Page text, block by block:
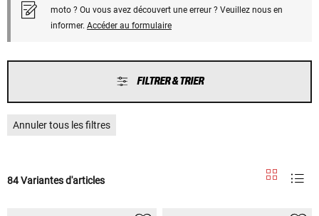
moto ? Ou vous avez découvert une erreur ? Veuillez nous en
informer. Accéder au formulaire
FILTRER & TRIER
Annuler tous les filtres
84 Variantes d'articles